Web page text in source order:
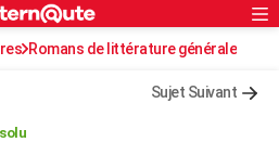
Rechercher
S'inscrire
Romans de littérature générale
Sujet Suivant